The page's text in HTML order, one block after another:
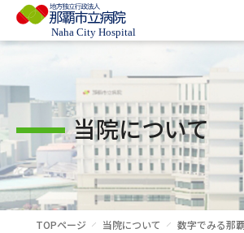
当院について
TOPページ 当院について 数字でみる那